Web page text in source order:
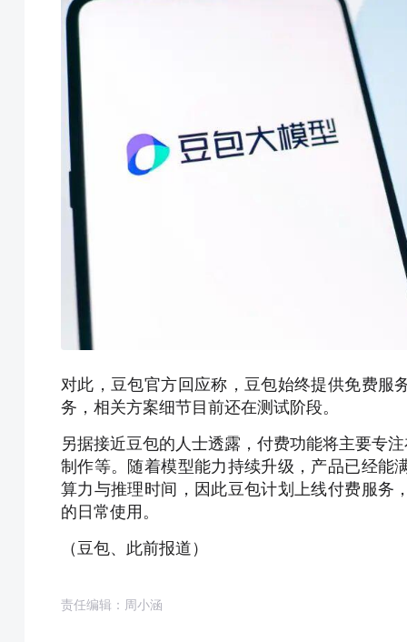
对此，豆包官方回应称，豆包始终提供免费服
务，相关方案细节目前还在测试阶段。
另据接近豆包的人士透露，付费功能将主要专
制作等。随着模型能力持续升级，产品已经能
算力与推理时间，因此豆包计划上线付费服务
的日常使用。
（豆包、此前报道）
责任编辑：周小涵